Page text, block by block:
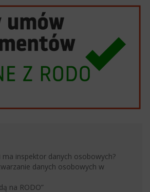
ma inspektor danych osobowych?
danych osobowych w
na RODO”